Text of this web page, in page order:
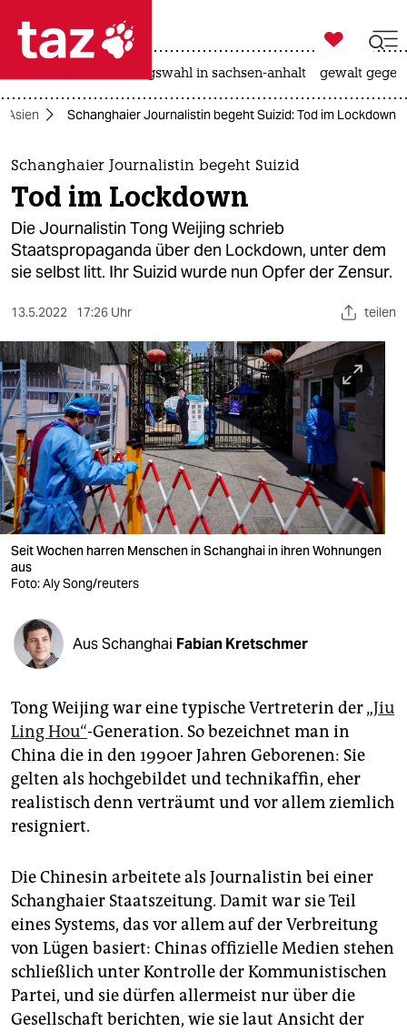
 taz zahl ich
taz zahl ich
themen
politik
öko
sport
berlin
nord
wahrheit
verlag
verlag
shop
fragen & hilfe
unterstützen
abo
genossenschaft
epaper login

taz zahl ich
landtagswahl in sachsen-anhalt gewalt
Asien Schanghaier Journalistin begeht Suizid: Tod im Lockdown
Schanghaier Journalistin begeht Suizid
Tod im Lockdown
Die Journalistin Tong Weijing schrieb
Staatspropaganda über den Lockdown, unter dem
sie selbst litt. Ihr Suizid wurde nun Opfer der Zensur.
13.5.2022 17:26 Uhr teilen
Seit Wochen harren Menschen in Schanghai in ihren Wohnungen
aus
Foto: Aly Song/reuters
Aus Schanghai Fabian Kretschmer
Tong Weijing war eine typische Vertreterin der „Jiu
Ling Hou“-Generation. So bezeichnet man in
China die in den 1990er Jahren Geborenen: Sie
gelten als hochgebildet und technikaffin, eher
realistisch denn verträumt und vor allem ziemlich
resigniert.
Die Chinesin arbeitete als Journalistin bei einer
Schanghaier Staatszeitung. Damit war sie Teil
eines Systems, das vor allem auf der Verbreitung
von Lügen basiert: Chinas offizielle Medien stehen
schließlich unter Kontrolle der Kommunistischen
Partei, und sie dürfen allermeist nur über die
Gesellschaft berichten, wie sie laut Ansicht der